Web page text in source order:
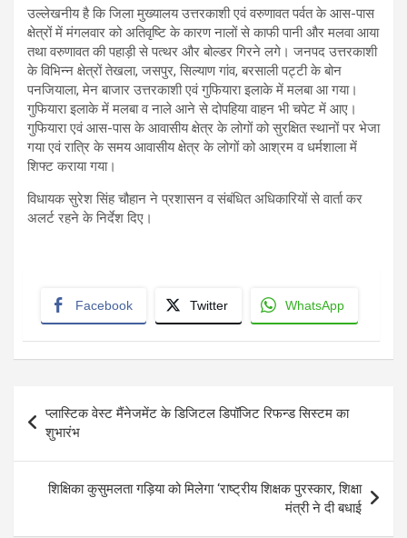
उल्लेखनीय है कि जिला मुख्यालय उत्तरकाशी एवं वरुणावत पर्वत के आस-पास
क्षेत्रों में मंगलवार को अतिवृष्टि के कारण नालों से काफी पानी और मलवा आया
तथा वरुणावत की पहाड़ी से पत्थर और बोल्डर गिरने लगे। जनपद उत्तरकाशी
के विभिन्न क्षेत्रों तेखला, जसपुर, सिल्याण गांव, बरसाली पट्टी के बोन
पनजियाला, मेन बाजार उत्तरकाशी एवं गुफियारा इलाके में मलबा आ गया।
गुफियारा इलाके में मलबा व नाले आने से दोपहिया वाहन भी चपेट में आए।
गुफियारा एवं आस-पास के आवासीय क्षेत्र के लोगों को सुरक्षित स्थानों पर भेजा
गया एवं रात्रि के समय आवासीय क्षेत्र के लोगों को आश्रम व धर्मशाला में
शिफ्ट कराया गया।
विधायक सुरेश सिंह चौहान ने प्रशासन व संबंधित अधिकारियों से वार्ता कर
अलर्ट रहने के निर्देश दिए।
Facebook Twitter WhatsApp
navigation
प्लास्टिक वेस्ट मैंनेजमेंट के डिजिटल डिपॉजिट रिफन्ड सिस्टम का
शुभारंभ
शिक्षिका कुसुमलता गड़िया को मिलेगा ‘राष्ट्रीय शिक्षक पुरस्कार, शिक्षा
मंत्री ने दी बधाई